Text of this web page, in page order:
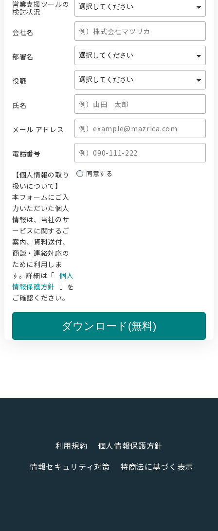
営業支援ツールの
検討状況
会社名
部署名
役職
氏名
メール アドレス
電話番号
【個人情報の取り
扱いについて】
本フォームにご入
力いただいた個人
情報は、当社のサ
ービスに関するご
案内、資料送付、
商談・連絡対応の
ために利用しま
す。詳細は「 個人
情報保護方針
」を
ご確認ください。
同意する
ダウンロード(無料)
利用規約
個人情報保護方針
情報セキュリティ対策
特商法に基づく表示